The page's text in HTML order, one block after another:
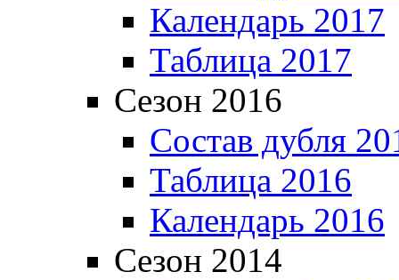
Календарь 2017
Таблица 2017
Сезон 2016
Состав дубля
Таблица 2016
Календарь 2016
Сезон 2014